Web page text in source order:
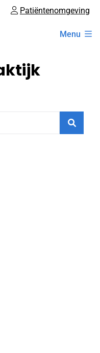
Patiëntenomgeving
Menu